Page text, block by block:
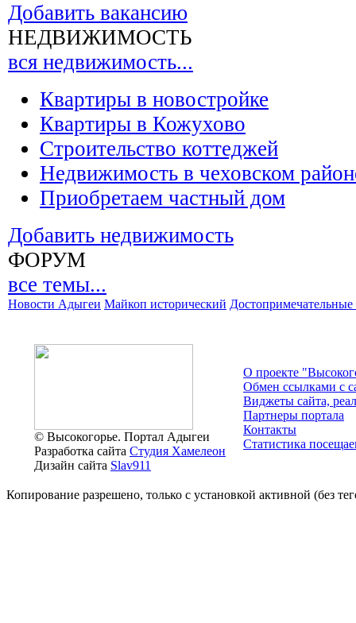
Добавить вакансию
НЕДВИЖИМОСТЬ
вся недвижимость...
Квартиры в новостройке
Квартиры в Кожухово
Строительство коттеджей
Недвижимость в чеховском
Приобретаем частный дом
Добавить недвижимость
ФОРУМ
все темы...
Новости Адыгеи Майкоп исторический Достопримечательные
© Высокогорье. Портал Адыгеи
Разработка сайта Студия Хамелеон
Дизайн сайта Slav911
О проекте
Обмен ссылками c
Виджеты сайта,
Партнеры портала
Контакты
Статистика
Копирование разрешено, только с установкой активной (без